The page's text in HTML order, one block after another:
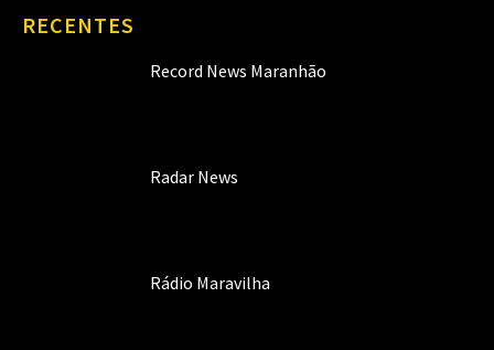
RECENTES
Record News Maranhão
Radar News
Rádio Maravilha